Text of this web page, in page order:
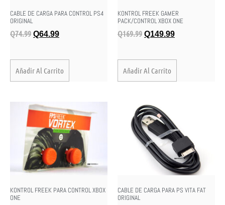
CABLE DE CARGA PARA CONTROL PS4
ORIGINAL
Q74.99 Q64.99
Añadir Al Carrito
KONTROL FREEK GAMER
PACK/CONTROL XBOX ONE
Q169.99 Q149.99
Añadir Al Carrito
KONTROL FREEK PARA CONTROL XBOX
ONE
CABLE DE CARGA PARA PS VITA FAT
ORIGINAL